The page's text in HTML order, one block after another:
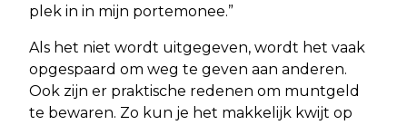
plek in in mijn portemonee.”
Als het niet wordt uitgegeven, wordt het vaak
opgespaard om weg te geven aan anderen.
Ook zijn er praktische redenen om muntgeld
te bewaren. Zo kun je het makkelijk kwijt op